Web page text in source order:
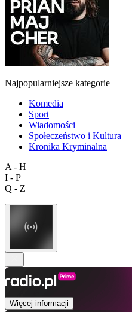
Najpopularniejsze kategorie
Komedia
Sport
Wiadomości
Społeczeństwo i Kultura
Kronika Kryminalna
A - H
I - P
Q - Z
Więcej informacji